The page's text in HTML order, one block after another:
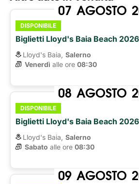
07 AGOSTO
DISPONIBILE
Biglietti Lloyd's Baia Beach 2026
Lloyd's Baia, Salerno
Venerdì alle ore 08:30
08 AGOSTO
DISPONIBILE
Biglietti Lloyd's Baia Beach 2026
Lloyd's Baia, Salerno
Sabato alle ore 08:30
09 AGOSTO